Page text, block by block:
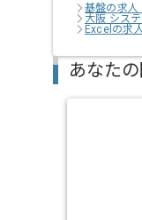
基盤の求人
大阪 シス
Excelの求
あなた